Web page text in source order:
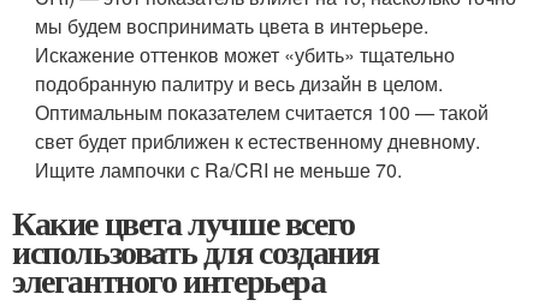
мы будем воспринимать цвета в интерьере.
Искажение оттенков может «убить» тщательно
подобранную палитру и весь дизайн в целом.
Оптимальным показателем считается 100 — такой
свет будет приближен к естественному дневному.
Ищите лампочки с Ra/CRI не меньше 70.
Какие цвета лучше всего
использовать для создания
элегантного интерьера